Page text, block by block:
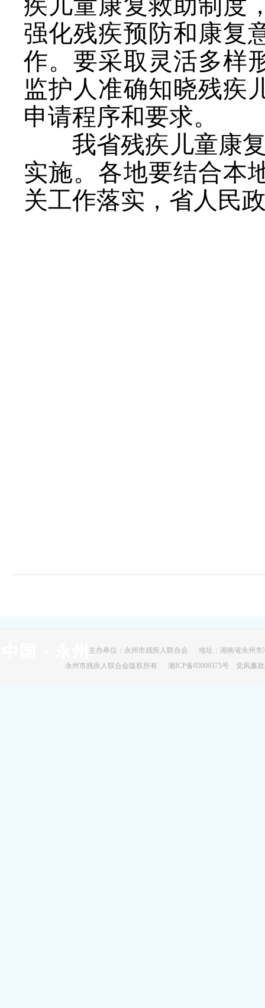
强化残疾预防和康复
作。要采取灵活多样
监护人准确知晓残疾
申请程序和要求。
我省残疾儿童康复
实施。各地要结合本
关工作落实，省人民
主办单位：永州市残疾人联合会 地址：湖南省永州市
永州市残疾人联合会版权所有 湘ICP备05009375号 党风廉